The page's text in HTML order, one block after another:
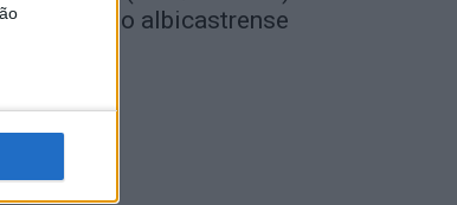
Município albicastrense